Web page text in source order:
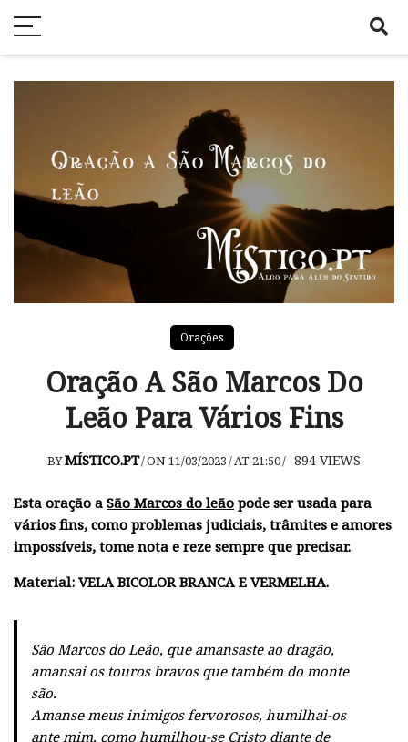
Orações
Oração A São Marcos Do
Leão Para Vários Fins
BYMÍSTICO.PT/ON 11/03/2023/AT 21:50/ 894 VIEWS
Esta oração a São Marcos do leão pode ser usada para
vários fins, como problemas judiciais, trâmites e amores
impossíveis, tome nota e reze sempre que precisar.
Material: VELA BICOLOR BRANCA E VERMELHA.
São Marcos do Leão, que amansaste ao dragão,
amansai os touros bravos que também do monte
são.
Amanse meus inimigos fervorosos, humilhai-os
ante mim, como humilhou-se Cristo diante de